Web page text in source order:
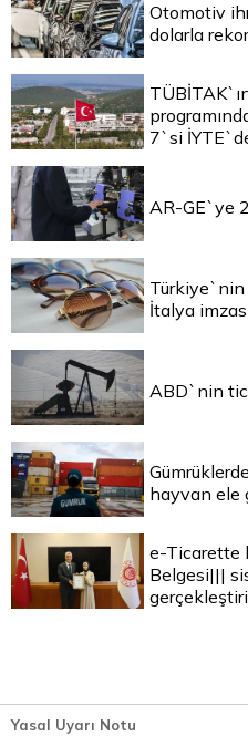
Otomotiv
dolarla rekor
7`si
AR-GE`ye
Türkiye`nin
İtalya
ABD`nin
hayvan ele
e-Ticarette
Belgesi|||
Yasal Uyarı Notu